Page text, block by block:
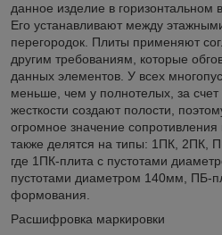
данное изделие в горизонтальном
Его устанавливают между
перегородок. Плиты применяют
другим требованиям, которые
данных элементов. У всех
меньше, чем у полнотелых, за счет
жесткости создают полости,
огромное значение
также делятся на типы: 1ПК, 2ПК,
где 1ПК-плита с пустотами
пустотами диаметром 140мм, ПБ-
формования.
Расшифровка маркировки